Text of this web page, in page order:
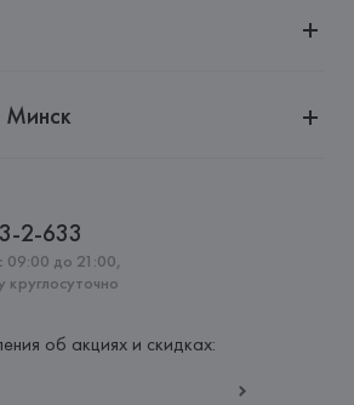
Минск
2-633
09:00 до 21:00,
круглосуточно
об акциях и скидках: